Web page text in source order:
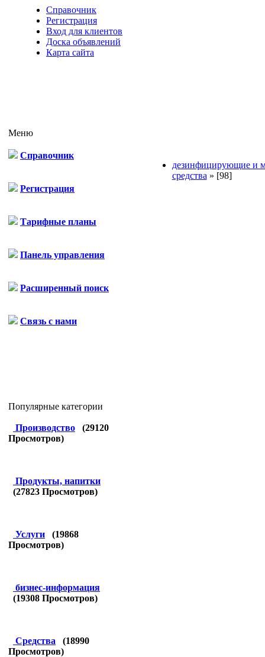
Справочник
Регистрация
Вход для клиентов
Доска объявлений
Карта сайта
Меню
Справочник
Регистрация
Тарифные планы
Панель управления
Расширенный поиск
Связь с нами
Популярные категории
Производство (29120
Просмотров)
Продукты, напитки
(27823 Просмотров)
Услуги (19868
Просмотров)
бизнес-информация
(19308 Просмотров)
Средства (18990
Просмотров)
дезинфицирующие и
средства » [98]